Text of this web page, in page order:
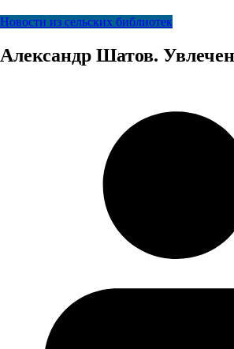
Новости из сельских библиотек
Александр Шатов.